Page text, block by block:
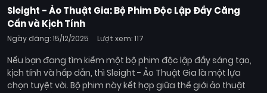
Sleight - Ảo Thuật Gia: Bộ Phim Độc Lập Đầy Căng
Cấn và Kịch Tính
Ngày đăng: 15/12/2025 Lượt xem: 117
Nếu bạn đang tìm kiếm một bộ phim độc lập đầy sáng tạo,
kịch tính và hấp dẫn, thì Sleight - Ảo Thuật Gia là một lựa
chọn tuyệt vời. Bộ phim này kết hợp giữa thế giới ảo thuật